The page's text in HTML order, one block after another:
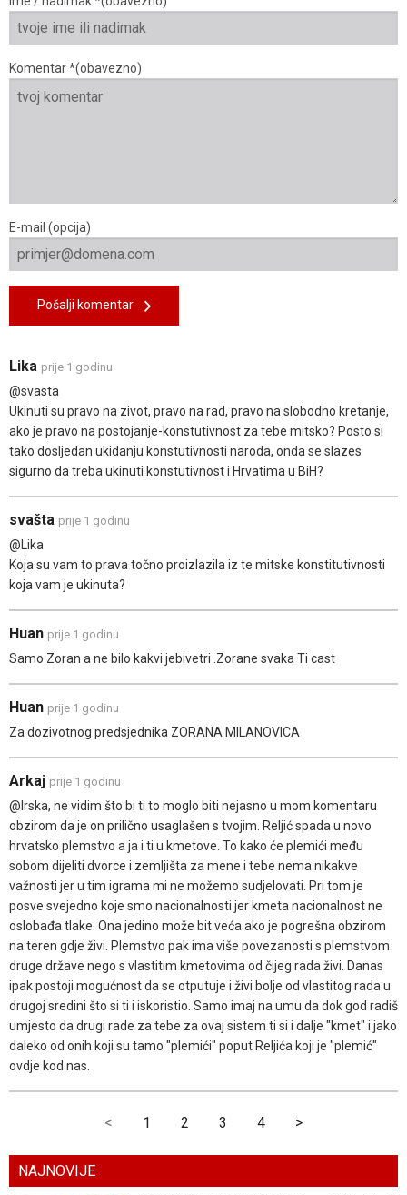
Komentar *(obavezno)
E-mail (opcija)
Pošalji komentar
Lika prije 1 godinu
@svasta
Ukinuti su pravo na zivot, pravo na rad, pravo na slobodno kretanje,
ako je pravo na postojanje-konstutivnost za tebe mitsko? Posto si
tako dosljedan ukidanju konstutivnosti naroda, onda se slazes
sigurno da treba ukinuti konstutivnost i Hrvatima u BiH?
svašta prije 1 godinu
@Lika
Koja su vam to prava točno proizlazila iz te mitske konstitutivnosti
koja vam je ukinuta?
Huan prije 1 godinu
Samo Zoran a ne bilo kakvi jebivetri .Zorane svaka Ti cast
Huan prije 1 godinu
Za dozivotnog predsjednika ZORANA MILANOVICA
Arkaj prije 1 godinu
@Irska, ne vidim što bi ti to moglo biti nejasno u mom komentaru
obzirom da je on prilično usaglašen s tvojim. Reljić spada u novo
hrvatsko plemstvo a ja i ti u kmetove. To kako će plemići među
sobom dijeliti dvorce i zemljišta za mene i tebe nema nikakve
važnosti jer u tim igrama mi ne možemo sudjelovati. Pri tom je
posve svejedno koje smo nacionalnosti jer kmeta nacionalnost ne
oslobađa tlake. Ona jedino može bit veća ako je pogrešna obzirom
na teren gdje živi. Plemstvo pak ima više povezanosti s plemstvom
druge države nego s vlastitim kmetovima od čijeg rada živi. Danas
ipak postoji mogućnost da se otputuje i živi bolje od vlastitog rada u
drugoj sredini što si ti i iskoristio. Samo imaj na umu da dok god radiš
umjesto da drugi rade za tebe za ovaj sistem ti si i dalje "kmet" i jako
daleko od onih koji su tamo "plemići" poput Reljića koji je "plemić"
ovdje kod nas.
< 1 2 3 4 >
NAJNOVIJE